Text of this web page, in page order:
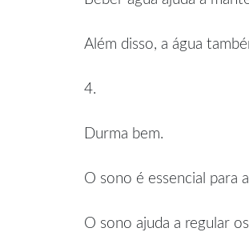
Além disso, a água
4.
Durma bem.
O sono é essencial para
O sono ajuda a regular